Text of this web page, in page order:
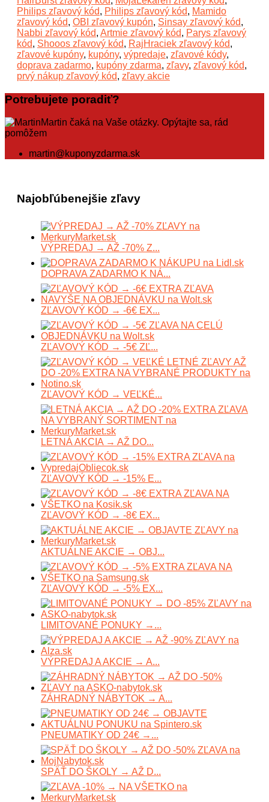
Philips zľavový kód, Philips zľavový kód, Mamido
zľavový kód, OBI zľavový kupón, Sinsay zľavový kód,
Nabbi zľavový kód, Artmie zľavový kód, Parys zľavový
kód, Shooos zľavový kód, RajHraciek zľavový kód,
zľavové kupóny, kupóny, výpredaje, zľavové kódy,
doprava zadarmo, kupóny zdarma, zľavy, zľavový kód,
prvý nákup zľavový kód, zľavy akcie
Potrebujete poradiť?
Martin čaká na Vaše otázky. Opýtajte sa, rád
pomôžem
martin@kuponyzdarma.sk
Najobľúbenejšie zľavy
VÝPREDAJ → AŽ -70% Z...
DOPRAVA ZADARMO K NÁ...
ZĽAVOVÝ KÓD → -6€ EX...
ZĽAVOVÝ KÓD → -5€ ZĽ...
ZĽAVOVÝ KÓD → VEĽKÉ...
LETNÁ AKCIA → AŽ DO...
ZĽAVOVÝ KÓD → -15% E...
ZĽAVOVÝ KÓD → -8€ EX...
AKTUÁLNE AKCIE → OBJ...
ZĽAVOVÝ KÓD → -5% EX...
LIMITOVANÉ PONUKY →...
VÝPREDAJ A AKCIE → A...
ZÁHRADNÝ NÁBYTOK → A...
PNEUMATIKY OD 24€ →...
SPÄŤ DO ŠKOLY → AŽ D...